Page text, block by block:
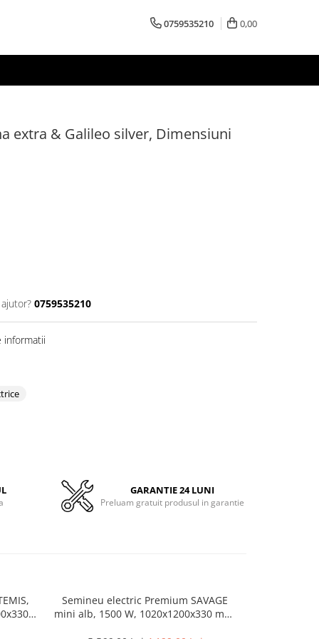
0759535210 0,00
extra & Galileo silver, Dimensiuni
0759535210
informatii
GARANTIE 24 LUNI
Preluam gratuit produsul in garantie
Semineu electric Premium SAVAGE
mini alb, 1500 W, 1020x1200x330 mm,